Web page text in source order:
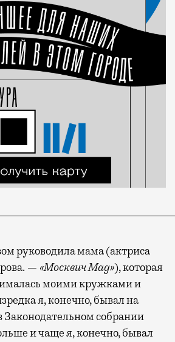
руководила мама (актриса
— «Москвич Mag»), которая
моими кружками и
я, конечно, бывал на
собрании
и чаще я, конечно, бывал